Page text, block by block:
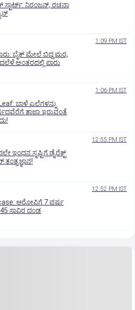
ಸ್ಟಾರ್ಟ್‌: ನಿರಂಜನ್‌, ರಚನಾ
1:09 PM IST
ಬೈಕ್ ಮೇಲೆ ಬಿದ್ದ ಮರ,
ಅಂತರದಲ್ಲಿ ಪಾರು
1:06 PM IST
ಬಾಳೆ ಎಲೆಗಳನ್ನು
ತಾಜಾ ಇರುವಂತೆ
12:55 PM IST
ಇಂಧನ ಸೃಷ್ಟಿಗೆ ಡೈರೆಕ್ಟ್
ತಂತ್ರಜ್ಞಾನ!
12:52 PM IST
case: ಆರೋಪಿಗೆ 7 ವರ್ಷ
45 ಸಾವಿರ ದಂಡ